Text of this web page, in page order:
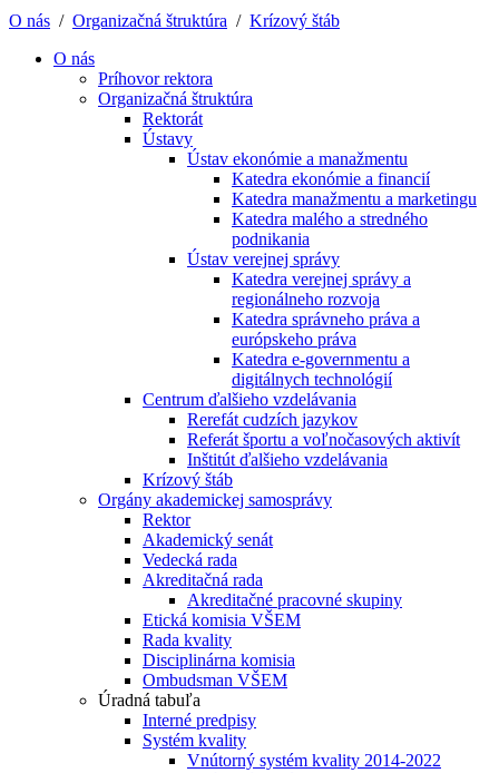
O nás / Organizačná štruktúra / Krízový štáb
O nás
Príhovor rektora
Organizačná štruktúra
Rektorát
Ústavy
Ústav ekonómie a manažmentu
Katedra ekonómie a financií
Katedra manažmentu a marketingu
Katedra malého a stredného
podnikania
Ústav verejnej správy
Katedra verejnej správy a
regionálneho rozvoja
Katedra správneho práva a
európskeho práva
Katedra e-governmentu a
digitálnych technológií
Centrum ďalšieho vzdelávania
Rerefát cudzích jazykov
Referát športu a voľnočasových aktivít
Inštitút ďalšieho vzdelávania
Krízový štáb
Orgány akademickej samosprávy
Rektor
Akademický senát
Vedecká rada
Akreditačná rada
Akreditačné pracovné skupiny
Etická komisia VŠEM
Rada kvality
Disciplinárna komisia
Ombudsman VŠEM
Úradná tabuľa
Interné predpisy
Systém kvality
Vnútorný systém kvality 2014-2022